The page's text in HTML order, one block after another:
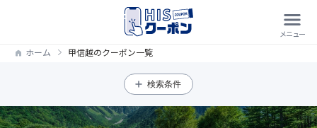
ホーム 甲信越のクーポン一覧
検索条件